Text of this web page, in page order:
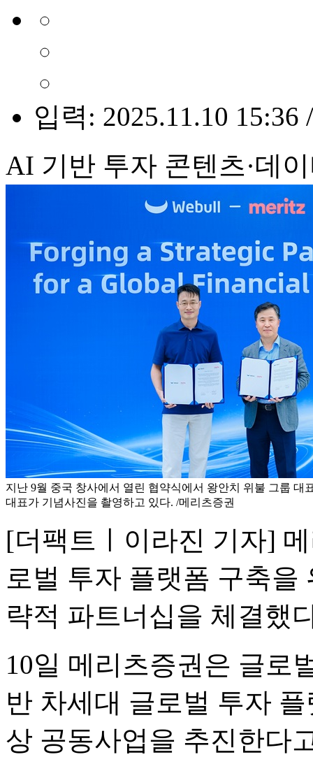
입력: 2025.11.10 15:36
AI 기반 투자 콘텐츠·데
지난 9월 중국 창사에서 열린 협약식에서 왕안치 위불 그룹 대
대표가 기념사진을 촬영하고 있다. /메리츠증권
[더팩트ㅣ이라진 기자]
로벌 투자 플랫폼 구축을
략적 파트너십을 체결했
10일 메리츠증권은 글로
반 차세대 글로벌 투자
상 공동사업을 추진한다